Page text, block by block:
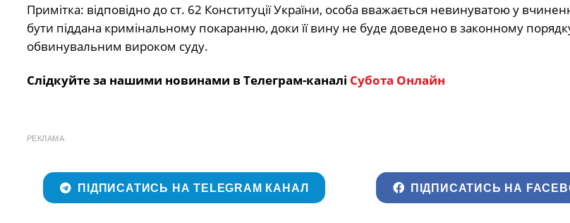
Примітка: відповідно до ст. 62 Конституції України, особа вважається невинуватою у
бути піддана кримінальному покаранню, доки її вину не буде доведено в законному
обвинувальним вироком суду.
Слідкуйте за нашими новинами в Телеграм-каналі Субота Онлайн
РЕКЛАМА
ПІДПИСАТИСЬ НА TELEGRAM КАНАЛ ПІДПИСАТИСЬ НА